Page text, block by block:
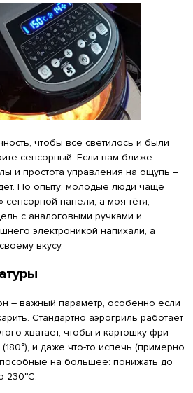
чтобы все светилось и были
сенсорный. Если вам ближе
и простота управления на ощупь –
По опыту: молодые люди чаще
сенсорной панели, а моя тётя,
с аналоговыми ручками и
электроникой напихали, а
вкусу.
– важный параметр, особенно если
Стандартно аэрогриль работает
хватает, чтобы и картошку фри
и даже что-то испечь (примерно
на большее: понижать до
230°C.